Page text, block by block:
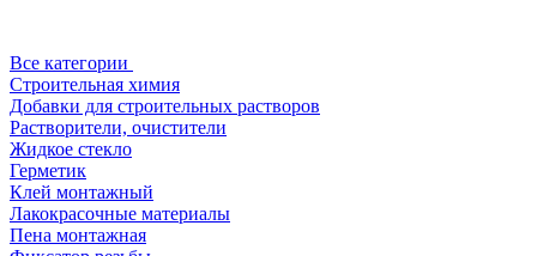
Все категории
Строительная химия
Добавки для строительных растворов
Растворители, очистители
Жидкое стекло
Герметик
Клей монтажный
Лакокрасочные материалы
Пена монтажная